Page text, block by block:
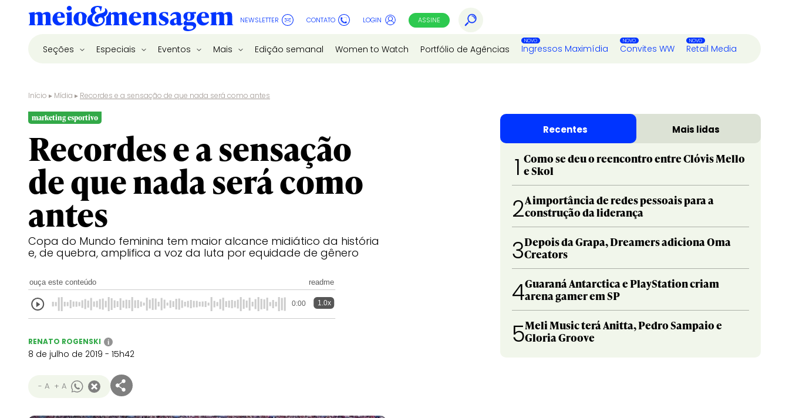
NEWSLETTER CONTATO LOGIN ASSINE
Seções Especiais Eventos Mais Edição semanal Women to Watch Portfólio de Agências Ingressos Maximídia Convites WW Retail Media
Início ▸ Mídia ▸ Recordes e a sensação de que nada será como antes
marketing esportivo
Recordes e a sensação
de que nada será como
antes
Copa do Mundo feminina tem maior alcance midiático da história
e, de quebra, amplifica a voz da luta por equidade de gênero
ouça este conteúdo readme
0:00 1.0x
RENATO ROGENSKI i
8 de julho de 2019 - 15h42
- A + A
Recentes Mais lidas
1 Como se deu o reencontro entre Clóvis Mello
e Skol
2A importância de redes pessoais para a
construção da liderança
3Depois da Grapa, Dreamers adiciona Oma
Creators
4Guaraná Antarctica e PlayStation criam
arena gamer em SP
5Meli Music terá Anitta, Pedro Sampaio e
Gloria Groove